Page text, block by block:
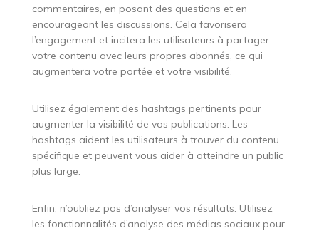
commentaires, en posant des questions et en
encourageant les discussions. Cela favorisera
l’engagement et incitera les utilisateurs à partager
votre contenu avec leurs propres abonnés, ce qui
augmentera votre portée et votre visibilité.
Utilisez également des hashtags pertinents pour
augmenter la visibilité de vos publications. Les
hashtags aident les utilisateurs à trouver du contenu
spécifique et peuvent vous aider à atteindre un public
plus large.
Enfin, n’oubliez pas d’analyser vos résultats. Utilisez
les fonctionnalités d’analyse des médias sociaux pour